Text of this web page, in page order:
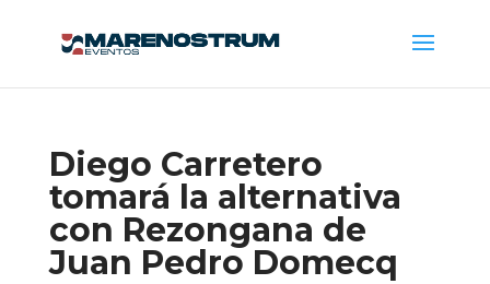
Diego Carretero
tomará la alternativa
con Rezongana de
Juan Pedro Domecq